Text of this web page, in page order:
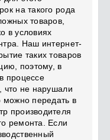
на такого рода
товаров,
в условиях
Наш интернет-
таких товаров
поэтому, в
процессе
что не нарушали
можно передать в
производителя
ремонта. Если